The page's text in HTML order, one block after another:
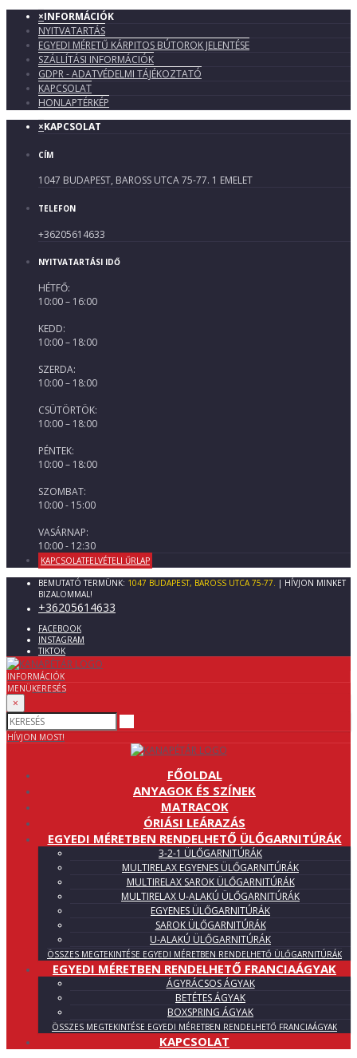
×INFORMÁCIÓK
NYITVATARTÁS
EGYEDI MÉRETŰ KÁRPITOS BÚTOROK JELENTÉSE
SZÁLLÍTÁSI INFORMÁCIÓK
GDPR - ADATVÉDELMI TÁJÉKOZTATÓ
KAPCSOLAT
HONLAPTÉRKÉP
×KAPCSOLAT
CÍM
1047 BUDAPEST, BAROSS UTCA 75-77. 1 EMELET
TELEFON
+36205614633
NYITVATARTÁSI IDŐ
HÉTFŐ:
10:00 – 16:00
KEDD:
10:00 – 18:00
SZERDA:
10:00 – 18:00
CSÜTÖRTÖK:
10:00 – 18:00
PÉNTEK:
10:00 – 18:00
SZOMBAT:
10:00 - 15:00
VASÁRNAP:
10:00 - 12:30
KAPCSOLATFELVÉTELI ŰRLAP
BEMUTATÓ TERMÜNK: 1047 BUDAPEST, BAROSS UTCA 75-77.
| HÍVJON MINKET
BIZALOMMAL!
+36205614633
FACEBOOK
INSTAGRAM
TIKTOK
INFORMÁCIÓK
MENÜKERESÉS
×
HÍVJON MOST!
FŐOLDAL
ANYAGOK ÉS SZÍNEK
MATRACOK
ÓRIÁSI LEÁRAZÁS
EGYEDI MÉRETBEN RENDELHETŐ ÜLŐGARNITÚRÁK
3-2-1 ÜLŐGARNITÚRÁK
MULTIRELAX EGYENES ÜLŐGARNITÚRÁK
MULTIRELAX SAROK ÜLŐGARNITÚRÁK
MULTIRELAX U-ALAKÚ ÜLŐGARNITÚRÁK
EGYENES ÜLŐGARNITÚRÁK
SAROK ÜLŐGARNITÚRÁK
U-ALAKÚ ÜLŐGARNITÚRÁK
ÖSSZES MEGTEKINTÉSE EGYEDI MÉRETBEN RENDELHETŐ ÜLŐGARNITÚRÁK
EGYEDI MÉRETBEN RENDELHETŐ FRANCIAÁGYAK
ÁGYRÁCSOS ÁGYAK
BETÉTES ÁGYAK
BOXSPRING ÁGYAK
ÖSSZES MEGTEKINTÉSE EGYEDI MÉRETBEN RENDELHETŐ FRANCIAÁGYAK
KAPCSOLAT